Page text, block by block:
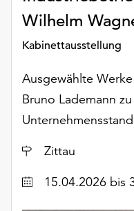
„Cookie-
Einstellungen“
Verfügung.
Cookies
werden
auch
Ihr
weiterhin
Wilhelm
Kabinettausstellung
Ausgewählte
Bruno Lademann
Ort
Zittau
Datum15.04.2026 bis